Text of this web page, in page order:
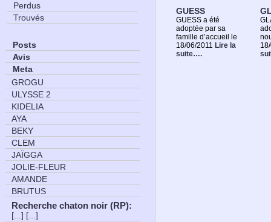
GUESS
GUESS a été
adoptée par sa
famille d’accueil le
18/06/2011 Lire la
suite….
Perdus
Trouvés
Posts
Avis
Meta
GROGU
ULYSSE 2
KIDELIA
AYA
BEKY
CLEM
JAÏGGA
JOLIE-FLEUR
AMANDE
BRUTUS
Recherche chaton noir (RP):
[...] [...]